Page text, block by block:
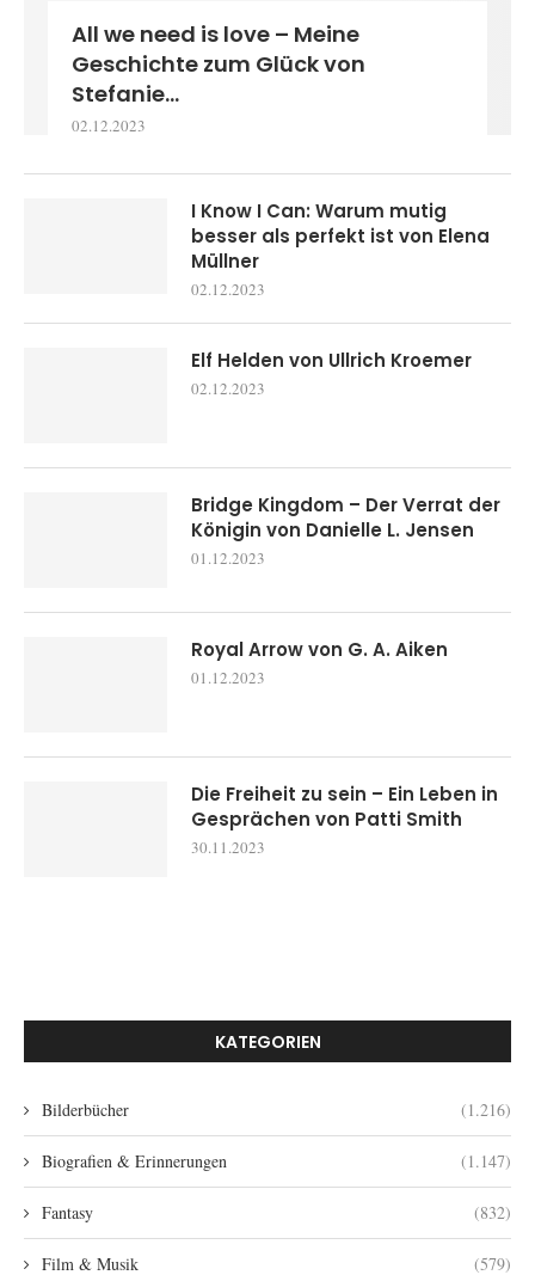
All we need is love – Meine
Geschichte zum Glück von
Stefanie...
02.12.2023
I Know I Can: Warum mutig
besser als perfekt ist von Elena
Müllner
02.12.2023
Elf Helden von Ullrich Kroemer
02.12.2023
Bridge Kingdom – Der Verrat der
Königin von Danielle L. Jensen
01.12.2023
Royal Arrow von G. A. Aiken
01.12.2023
Die Freiheit zu sein – Ein Leben in
Gesprächen von Patti Smith
30.11.2023
KATEGORIEN
Bilderbücher (1.216)
Biografien & Erinnerungen (1.147)
Fantasy (832)
Film & Musik (579)